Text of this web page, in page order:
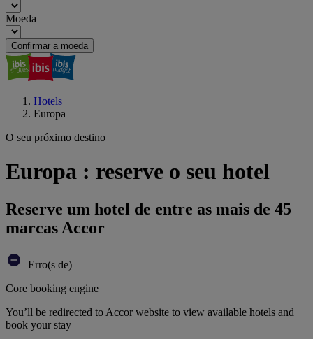
Moeda
Confirmar a moeda
Hotels
Europa
O seu próximo destino
Europa : reserve o seu hotel
Reserve um hotel de entre as mais de 45
marcas Accor
Erro(s de)
Core booking engine
You’ll be redirected to Accor website to view available hotels and
book your stay